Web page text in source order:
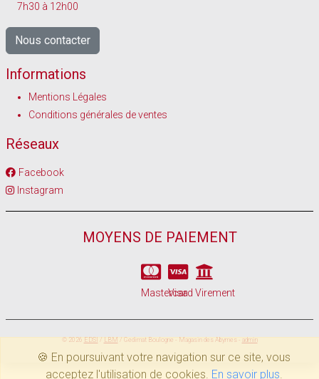
7h30 à 12h00
Nous contacter
Informations
Mentions Légales
Conditions générales de ventes
Réseaux
Facebook
Instagram
MOYENS DE PAIEMENT
Mastercard
Visa Virement
© 2026 EDSI / LBM / Gedimat Boulogne - Magasin des Abymes - admin
🍪 En poursuivant votre navigation sur ce site, vous
acceptez l'utilisation de cookies. En savoir plus.